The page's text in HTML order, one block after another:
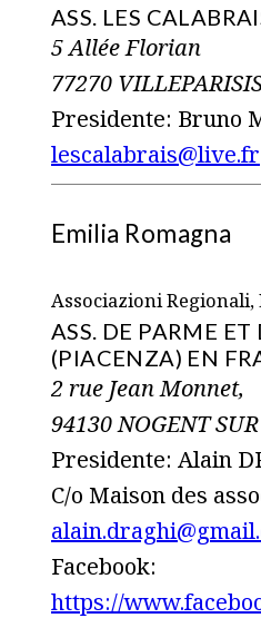
ASS. LES
5 Allée Florian
77270
Presidente: Bruno
lescalabrais@live.fr
Emilia Romagna
Associazioni
ASS. DE PARME
(PIACENZA) EN
2 rue Jean Monnet,
94130 NOGENT
Presidente: Alain
C/o Maison des
Facebook:
https://